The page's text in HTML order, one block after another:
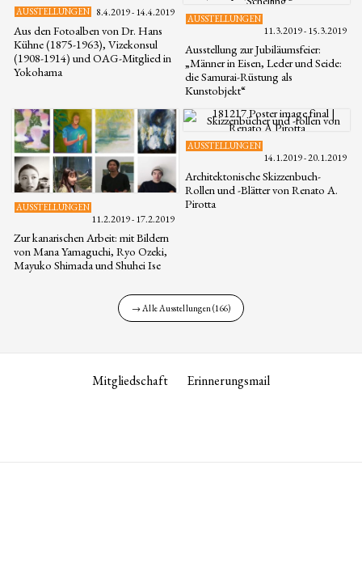
AUSSTELLUNGEN 8.4.2019 - 14.4.2019
Aus den Fotoalben von Dr. Hans
Kühne (1875-1963), Vizekonsul
(1908-1914) und OAG-Mitglied in
Yokohama
AUSSTELLUNGEN
11.3.2019 - 15.3.2019
Ausstellung zur Jubiläumsfeier:
„Männer in Eisen, Leder und Seide:
die Samurai-Rüstung als
Kunstobjekt“
AUSSTELLUNGEN
11.2.2019 - 17.2.2019
Zur kanarischen Arbeit: mit Bildern
von Mana Yamaguchi, Ryo Ozeki,
Mayuko Shimada und Shuhei Ise
AUSSTELLUNGEN
14.1.2019 - 20.1.2019
Architektonische Skizzenbuch-
Rollen und -Blätter von Renato A.
Pirotta
→ Alle Ausstellungen (166)
Mitgliedschaft Erinnerungsmail